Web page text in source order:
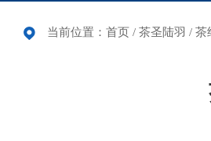
当前位置： 首页 / 茶圣陆羽 / 茶